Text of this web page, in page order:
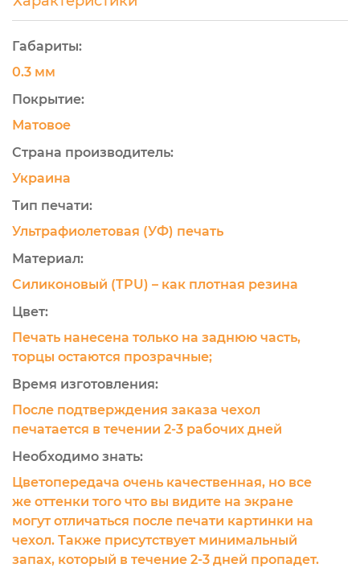
Габариты:
0.3 мм
Покрытие:
Матовое
Страна производитель:
Украина
Тип печати:
Ультрафиолетовая (УФ) печать
Материал:
Силиконовый (TPU) – как плотная резина
Цвет:
Печать нанесена только на заднюю часть,
торцы остаются прозрачные;
Время изготовления:
После подтверждения заказа чехол
печатается в течении 2-3 рабочих дней
Необходимо знать:
Цветопередача очень качественная, но все
же оттенки того что вы видите на экране
могут отличаться после печати картинки на
чехол. Также присутствует минимальный
запах, который в течение 2-3 дней пропадет.